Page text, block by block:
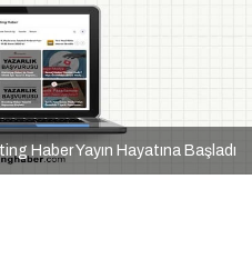
Haber Yayın Hayatına Başladı